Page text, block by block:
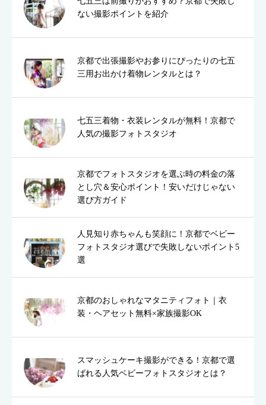
ない撮影ポイントを紹介
京都で出張撮影やお参りにぴったりの七五
三用お出かけ着物レンタルとは？
七五三着物・衣装レンタルが無料！京都で
人気の撮影フォトスタジオ
京都でフォトスタジオを選ぶ時の料金の落
とし穴＆安心ポイント！安いだけじゃない
選び方ガイド
人見知り赤ちゃんも笑顔に！京都でベビー
フォトスタジオ選びで失敗しないポイント5
選
京都のおしゃれなマタニティフォト｜衣
装・ヘアセット無料×家族撮影OK
スマッシュケーキ撮影ができる！京都で選
ばれる人気ベビーフォトスタジオとは？